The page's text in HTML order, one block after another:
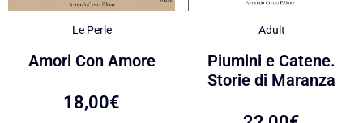
Le Perle
Amori Con Amore
18,00€
Adult
Piumini e Catene.
Storie di Maranza